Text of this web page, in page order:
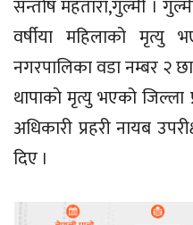
सन्तोष महतारा,गुल्मी ।
वर्षीया महिलाको मृत्यु
नगरपालिका वडा नम्बर २
थापाकाे मृत्यु भएको जिल्ला
अधिकारी प्रहरी नायब
दिए ।